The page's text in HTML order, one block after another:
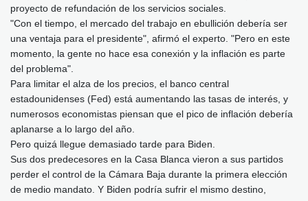
proyecto de refundación de los servicios sociales.
"Con el tiempo, el mercado del trabajo en ebullición debería ser
una ventaja para el presidente", afirmó el experto. "Pero en este
momento, la gente no hace esa conexión y la inflación es parte
del problema".
Para limitar el alza de los precios, el banco central
estadounidenses (Fed) está aumentando las tasas de interés, y
numerosos economistas piensan que el pico de inflación debería
aplanarse a lo largo del año.
Pero quizá llegue demasiado tarde para Biden.
Sus dos predecesores en la Casa Blanca vieron a sus partidos
perder el control de la Cámara Baja durante la primera elección
de medio mandato. Y Biden podría sufrir el mismo destino,